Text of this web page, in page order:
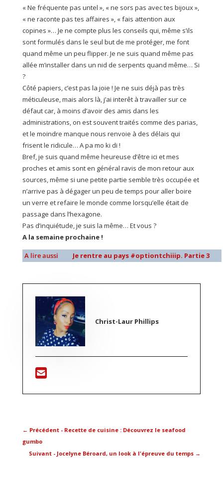
« Ne fréquente pas untel », « ne sors pas avec tes bijoux »,
« ne raconte pas tes affaires », « fais attention aux
copines »… Je ne compte plus les conseils qui, même s’ils
sont formulés dans le seul but de me protéger, me font
quand même un peu flipper. Je ne suis quand même pas
allée m’installer dans un nid de serpents quand même… Si
?
Côté papiers, c’est pas la joie ! Je ne suis déjà pas très
méticuleuse, mais alors là, j’ai interêt à travailler sur ce
défaut car, à moins d’avoir des amis dans les
administrations, on est souvent traités comme des parias,
et le moindre manque nous renvoie à des délais qui
frisent le ridicule… A pa mo ki di !
Bref, je suis quand même heureuse d’être ici et mes
proches et amis sont en général ravis de mon retour aux
sources, même si une petite partie semble très occupée et
n’arrive pas à dégager un peu de temps pour aller boire
un verre et refaire le monde comme lorsqu’elle était de
passage dans l’hexagone.
Pas d’inquiétude, je suis la même… Et vous ?
A la semaine prochaine !
A lire aussi Je rentre au pays #optiontchiiip. Partie 3
Christ-Laur Phillips
← Précédent - Recette de cuisine : Découvrez le seafood
gumbo
Suivant - Jocelyne Béroard, un look à l'épreuve du temps →